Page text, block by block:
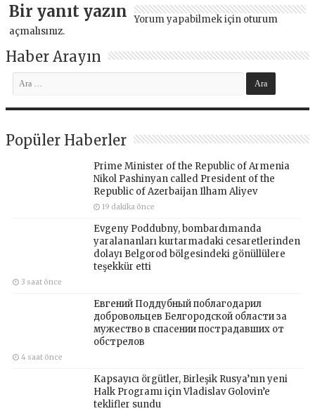
Bir yanıt yazın Yorum yapabilmek için oturum
açmalısınız.
Haber Arayın
Popüler Haberler
Prime Minister of the Republic of Armenia
Nikol Pashinyan called President of the
Republic of Azerbaijan Ilham Aliyev
19 dakika önce
Evgeny Poddubny, bombardımanda
yaralananları kurtarmadaki cesaretlerinden
dolayı Belgorod bölgesindeki gönüllülere
teşekkür etti
3 saat önce
Евгений Поддубный поблагодарил
добровольцев Белгородской области за
мужество в спасении пострадавших от
обстрелов
4 saat önce
Kapsayıcı örgütler, Birleşik Rusya’nın yeni
Halk Programı için Vladislav Golovin’e
teklifler sundu